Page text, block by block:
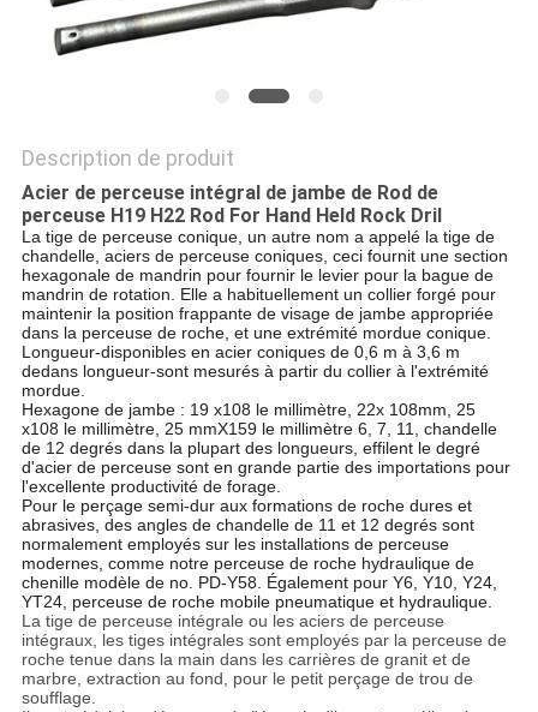
Description de produit
Acier de perceuse intégral de jambe de Rod de
perceuse H19 H22 Rod For Hand Held Rock Dril
La tige de perceuse conique, un autre nom a appelé la tige de
chandelle, aciers de perceuse coniques, ceci fournit une section
hexagonale de mandrin pour fournir le levier pour la bague de
mandrin de rotation. Elle a habituellement un collier forgé pour
maintenir la position frappante de visage de jambe appropriée
dans la perceuse de roche, et une extrémité mordue conique.
Longueur-disponibles en acier coniques de 0,6 m à 3,6 m
dedans longueur-sont mesurés à partir du collier à l'extrémité
mordue.
Hexagone de jambe : 19 x108 le millimètre, 22x 108mm, 25
x108 le millimètre, 25 mmX159 le millimètre 6, 7, 11, chandelle
de 12 degrés dans la plupart des longueurs, effilent le degré
d'acier de perceuse sont en grande partie des importations pour
l'excellente productivité de forage.
Pour le perçage semi-dur aux formations de roche dures et
abrasives, des angles de chandelle de 11 et 12 degrés sont
normalement employés sur les installations de perceuse
modernes, comme notre perceuse de roche hydraulique de
chenille modèle de no. PD-Y58. Également pour Y6, Y10, Y24,
YT24, perceuse de roche mobile pneumatique et hydraulique.
La tige de perceuse intégrale ou les aciers de perceuse
intégraux, les tiges intégrales sont employés par la perceuse de
roche tenue dans la main dans les carrières de granit et de
marbre, extraction au fond, pour le petit perçage de trou de
soufflage.